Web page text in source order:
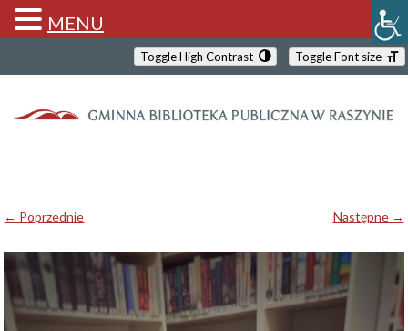
Toggle High Contrast Toggle Font size
← Poprzednie Następne →
MENU